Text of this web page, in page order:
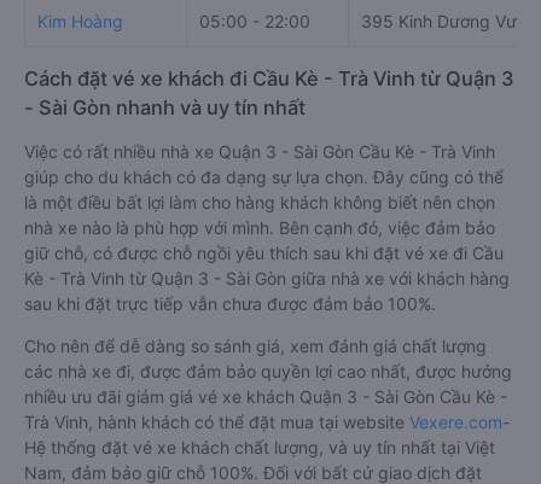
Kim Hoàng 05:00 - 22:00 395 Kinh Dương
Cách đặt vé xe khách đi Cầu Kè - Trà Vinh từ Quận 3
- Sài Gòn nhanh và uy tín nhất
Việc có rất nhiều nhà xe Quận 3 - Sài Gòn Cầu Kè - Trà Vinh
giúp cho du khách có đa dạng sự lựa chọn. Đây cũng có thể
là một điều bất lợi làm cho hàng khách không biết nên chọn
nhà xe nào là phù hợp với mình. Bên cạnh đó, việc đảm bảo
giữ chỗ, có được chỗ ngồi yêu thích sau khi đặt vé xe đi Cầu
Kè - Trà Vinh từ Quận 3 - Sài Gòn giữa nhà xe với khách hàng
sau khi đặt trực tiếp vẫn chưa được đảm bảo 100%.
Cho nên để dễ dàng so sánh giá, xem đánh giá chất lượng
các nhà xe đi, được đảm bảo quyền lợi cao nhất, được hưởng
nhiều ưu đãi giảm giá vé xe khách Quận 3 - Sài Gòn Cầu Kè -
Trà Vinh, hành khách có thể đặt mua tại website Vexere.com-
Hệ thống đặt vé xe khách chất lượng, và uy tín nhất tại Việt
Nam, đảm bảo giữ chỗ 100%. Đối với bất cứ giao dịch đặt